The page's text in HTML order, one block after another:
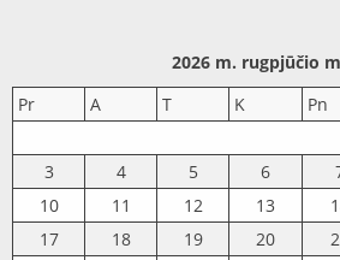
2026 m. rugpjūčio
Pr
A T K Pn
3
4 5 6
10
11 12 13
17
18 19 20